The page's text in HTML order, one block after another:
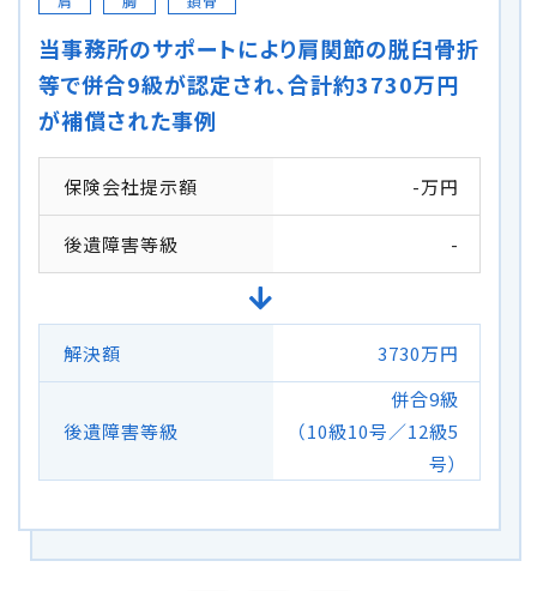
当事務所のサポートにより肩関節の脱臼骨折
等で併合9級が認定され、合計約3730万円
が補償された事例
保険会社提示額 -万円
後遺障害等級 -
解決額 3730万円
後遺障害等級
併合9級
（10級10号／12級5
号）